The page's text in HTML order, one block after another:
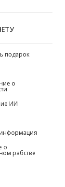
подарок
о
ИИ
о
рабстве